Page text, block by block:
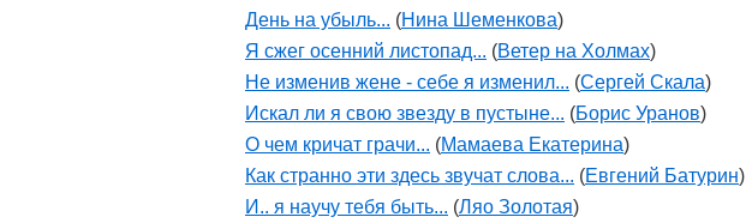
День на убыль... (Нина Шеменкова)
Я сжег осенний листопад... (Ветер на Холмах)
Не изменив жене - себе я изменил... (Сергей Скала)
Искал ли я свою звезду в пустыне... (Борис Уранов)
О чем кричат грачи... (Мамаева Екатерина)
Как странно эти здесь звучат слова... (Евгений Батурин)
И.. я научу тебя быть... (Ляо Золотая)